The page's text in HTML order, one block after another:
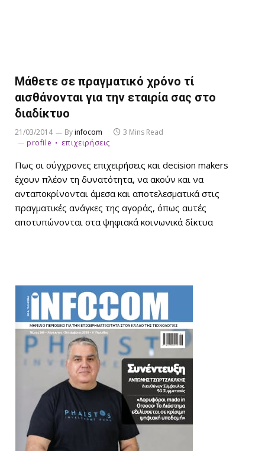
Μάθετε σε πραγματικό χρόνο τί
αισθάνονται για την εταιρία σας στο
διαδίκτυο
21/03/2014 Byinfocom
3 Mins Read
profile
επιχειρήσεις
Πως οι σύγχρονες επιχειρήσεις και decision makers
έχουν πλέον τη δυνατότητα, να ακούν και να
ανταποκρίνονται άμεσα και αποτελεσματικά στις
πραγματικές ανάγκες της αγοράς, όπως αυτές
αποτυπώνονται στα ψηφιακά κοινωνικά δίκτυα